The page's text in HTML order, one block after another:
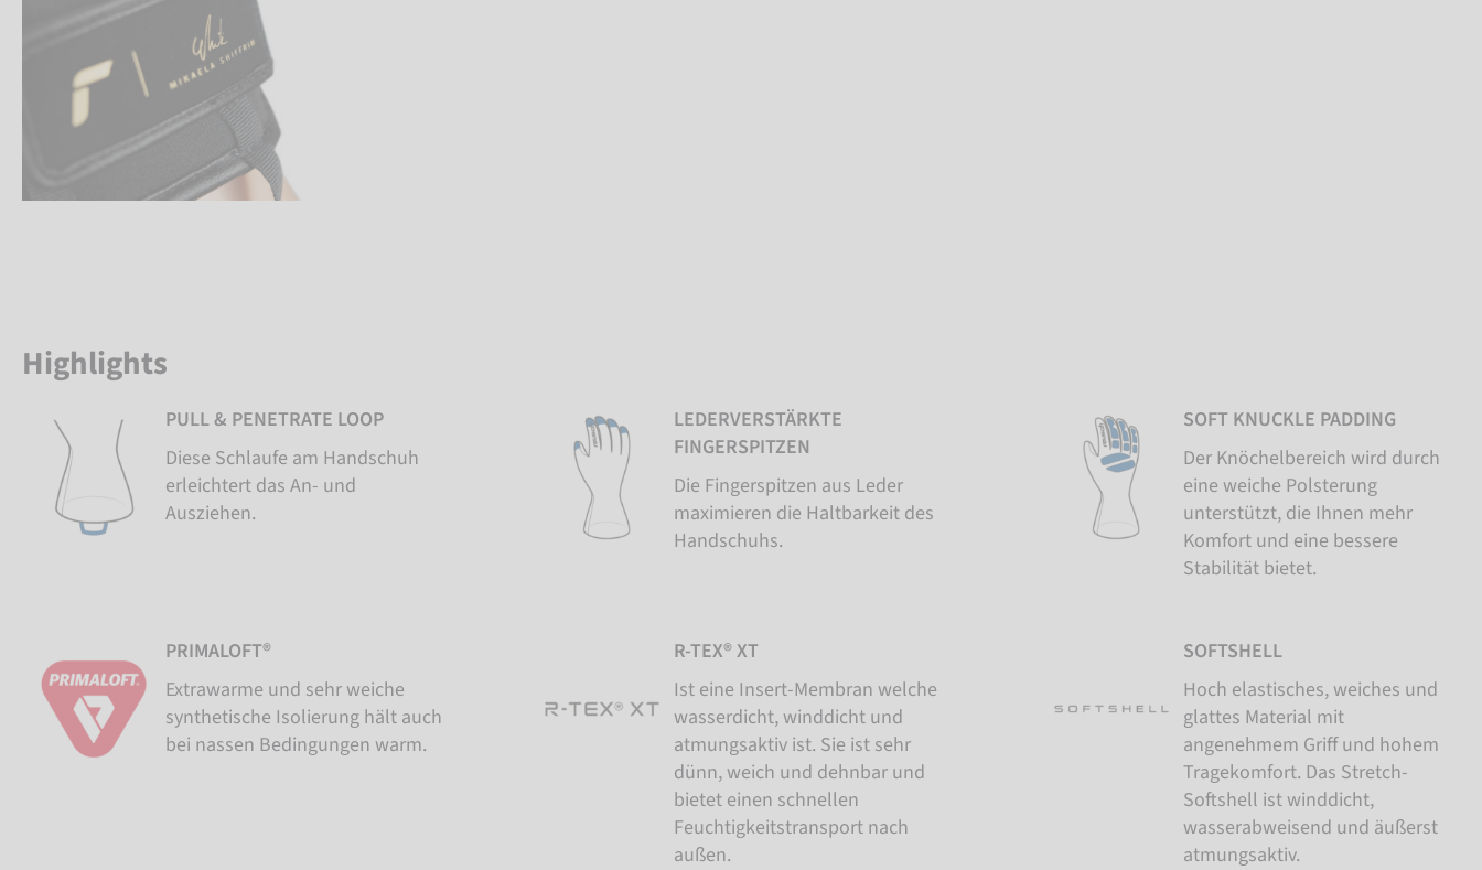
Highlights
PULL & PENETRATE LOOP
Diese Schlaufe am Handschuh
erleichtert das An- und
Ausziehen.
LEDERVERSTÄRKTE
FINGERSPITZEN
Die Fingerspitzen aus Leder
maximieren die Haltbarkeit des
Handschuhs.
SOFT KNUCKLE PADDING
Der Knöchelbereich wird durch
eine weiche Polsterung
unterstützt, die Ihnen mehr
Komfort und eine bessere
Stabilität bietet.
PRIMALOFT®
Extrawarme und sehr weiche
synthetische Isolierung hält auch
bei nassen Bedingungen warm.
R-TEX® XT
Ist eine Insert-Membran welche
wasserdicht, winddicht und
atmungsaktiv ist. Sie ist sehr
dünn, weich und dehnbar und
bietet einen schnellen
Feuchtigkeitstransport nach
außen.
SOFTSHELL
Hoch elastisches, weiches und
glattes Material mit
angenehmem Griff und hohem
Tragekomfort. Das Stretch-
Softshell ist winddicht,
wasserabweisend und äußerst
atmungsaktiv.